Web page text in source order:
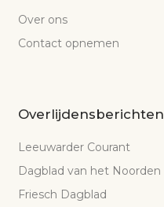
Over ons
Contact opnemen
Overlijdensberichten
Leeuwarder Courant
Dagblad van het Noorden
Friesch Dagblad